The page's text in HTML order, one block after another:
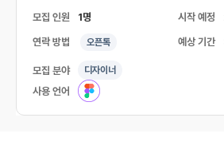
모집 인원 1명 시작 예정
연락 방법 오픈톡 예상 기간
모집 분야 디자이너
사용 언어